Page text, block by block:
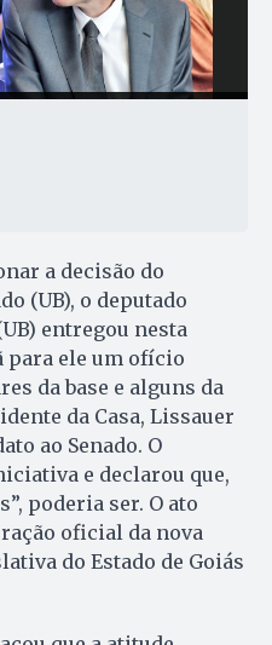
a decisão do
(UB), o deputado
entregou nesta
para ele um ofício
da base e alguns da
da Casa, Lissauer
ao Senado. O
e declarou que,
poderia ser. O ato
oficial da nova
do Estado de Goiás